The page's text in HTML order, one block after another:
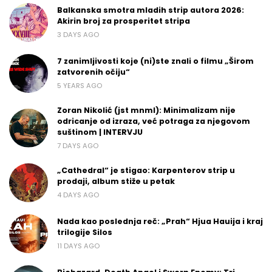
Balkanska smotra mladih strip autora 2026:
Akirin broj za prosperitet stripa
3 DAYS AGO
7 zanimljivosti koje (ni)ste znali o filmu „Širom
zatvorenih očiju“
5 YEARS AGO
Zoran Nikolić (jst mnml): Minimalizam nije
odricanje od izraza, već potraga za njegovom
suštinom | INTERVJU
7 DAYS AGO
„Cathedral“ je stigao: Karpenterov strip u
prodaji, album stiže u petak
4 DAYS AGO
Nada kao poslednja reč: „Prah“ Hjua Hauija i kraj
trilogije Silos
11 DAYS AGO